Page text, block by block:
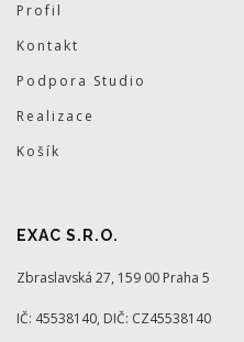
Profil
Kontakt
Podpora Studio
Realizace
Košík
EXAC S.R.O.
Zbraslavská 27, 159 00 Praha 5
IČ: 45538140, DIČ: CZ45538140